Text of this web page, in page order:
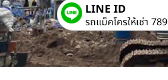
LINE ID
รถแม็คโครให้เช่า 789